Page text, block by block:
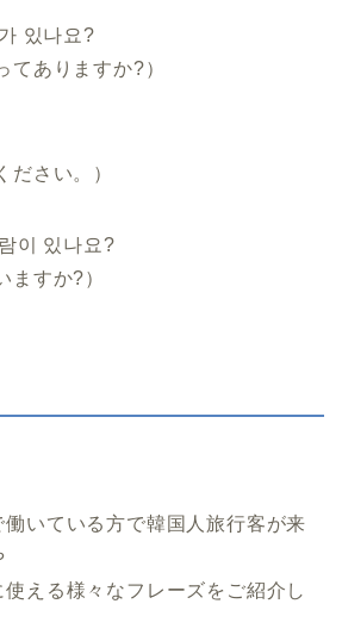
있나요?
てありますか?）
ださい。）
이 있나요?
ますか?）
いている方で韓国人旅行客が来
える様々なフレーズをご紹介し